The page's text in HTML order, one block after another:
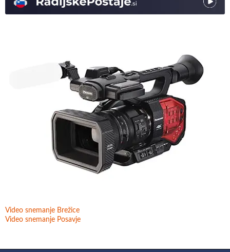
Video snemanje Brežice
Video snemanje Posavje